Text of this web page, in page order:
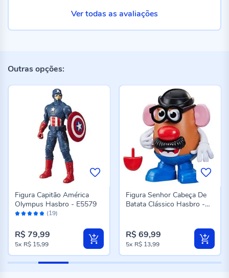
Ver todas as avaliações
Outras opções:
Avaliação: (19)
Figura Capitão América
Olympus Hasbro - E5579
R$ 79,99
5x R$ 15,99
Figura Senhor Cabeça De
Batata Clássico Hasbro -
R$ 69,99
5x R$ 13,99